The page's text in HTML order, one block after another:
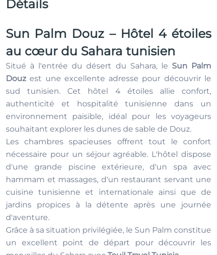
Détails
Sun Palm Douz – Hôtel 4 étoiles
au cœur du Sahara tunisien
Situé à l'entrée du désert du Sahara, le Sun Palm
Douzest une excellente adresse pour découvrir le
sud tunisien. Cet hôtel 4 étoiles allie confort,
authenticité et hospitalité tunisienne dans un
environnement paisible, idéal pour les voyageurs
souhaitant explorer les dunes de sable de Douz.
Les chambres spacieuses offrent tout le confort
nécessaire pour un séjour agréable. L'hôtel dispose
d'une grande piscine extérieure, d'un spa avec
hammam et massages, d'un restaurant servant une
cuisine tunisienne et internationale ainsi que de
jardins propices à la détente après une journée
d'aventure.
Grâce à sa situation privilégiée, le Sun Palm constitue
un excellent point de départ pour découvrir les